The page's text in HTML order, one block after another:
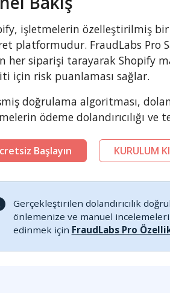
işletmelerin özelleştirilmiş
platformudur. FraudLabs Pro
her siparişi tarayarak Shopify
için risk puanlaması sağlar.
doğrulama algoritması,
ödeme dolandırıcılığı
Başlayın KURULUM
Gerçekleştirilen dolandırıcılık
önlemenize ve manuel incelemeleri
edinmek için FraudLabs Pro